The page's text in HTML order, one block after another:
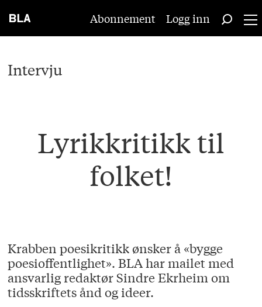
Abonnement Logg inn
Intervju
Lyrikkritikk til
folket!
Krabben poesikritikk ønsker å «bygge
poesioffentlighet». BLA har mailet med
ansvarlig redaktør Sindre Ekrheim om
tidsskriftets ånd og ideer.